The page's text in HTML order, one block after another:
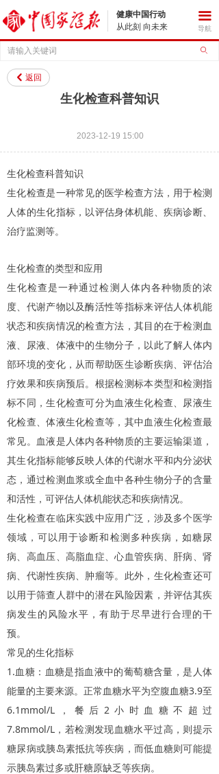
ꄙ
健康中国行动
从此刻 向未来
끀
导航
生化检查科普知识
낒 返回
2023-12-19 15:00
生化检查科普知识
生化检查是一种常见的医学检查方法，用于检测
人体的生化指标，以评估身体机能、疾病诊断、
治疗监测等。
生化检查的类型和应用
生化检查是一种通过检测人体内各种物质的浓
度、代谢产物以及酶活性等指标来评估人体机能
状态和疾病情况的检查方法，其目的在于检测血
液、尿液、体液中的生物分子，以此了解人体内
部环境的变化，从而帮助医生诊断疾病、评估治
疗效果和疾病预后。根据检测标本类型和检测指
标不同，生化检查可分为血液生化检查、尿液生
化检查、体液生化检查等，其中血液生化检查最
常见。血液是人体内各种物质的主要运输渠道，
其生化指标能够反映人体的代谢水平和内分泌状
态，通过检测血浆或全血中各种生物分子的含量
和活性，可评估人体机能状态和疾病情况。
生化检查在临床实践中应用广泛，涉及多个医学
领域，可以用于诊断和检测多种疾病，如糖尿
病、高血压、高脂血症、心血管疾病、肝病、肾
病、代谢性疾病、肿瘤等。此外，生化检查还可
以用于筛查人群中的潜在风险因素，并评估其疾
病发生的风险水平，有助于尽早进行合理的干
预。
常见的生化指标
1. 血糖：血糖是指血液中的葡萄糖含量，是人体
能量的主要来源。正常血糖水平为空腹血糖3.9至
6.1mmol/L ，餐后 2小时血糖不超过
7.8mmol/L ，若检测发现血糖水平过高，则提示
糖尿病或胰岛素抵抗等疾病，而低血糖则可能提
示胰岛素过多或肝糖原缺乏等疾病。